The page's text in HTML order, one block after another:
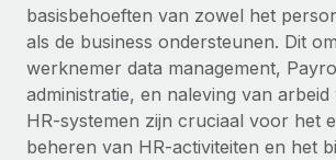
Zzp'ers internationaal onboarden en
PEO
Ingewikkelde HR-taken eenvoudig
INFRASTRUCTUUR
GROEIFASE
Start-ups
Flexibele global HR en payroll
bedrijven
Betalingscalculator voor zzp'ers
Ontdek valuta-opties en
internationale zzp'ers
LEREN MET REMOTE
Nederlands
Français
Deutsch
Inloggen
basisbehoeften van zowel het
als de business ondersteunen. Dit
werknemer data management,
administratie, en naleving van arbeid
HR-systemen zijn cruciaal voor het
beheren van HR-activiteiten en het